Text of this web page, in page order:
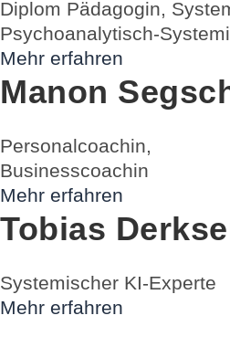
Diplom Pädagogin,
Psychoanalytisch-
Mehr erfahren
Manon
Personalcoachin,
Businesscoachin
Mehr erfahren
Tobias
Systemischer KI-Experte
Mehr erfahren